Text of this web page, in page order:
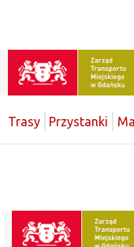
Trasy Przystanki